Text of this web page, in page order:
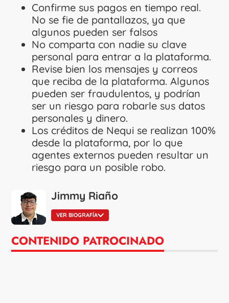
Confirme sus pagos en tiempo real.
No se fie de pantallazos, ya que
algunos pueden ser falsos
No comparta con nadie su clave
personal para entrar a la plataforma.
Revise bien los mensajes y correos
que reciba de la plataforma. Algunos
pueden ser fraudulentos, y podrían
ser un riesgo para robarle sus datos
personales y dinero.
Los créditos de Nequi se realizan 100%
desde la plataforma, por lo que
agentes externos pueden resultar un
riesgo para un posible robo.
Jimmy Riaño
VER BIOGRAFÍA
CONTENIDO PATROCINADO